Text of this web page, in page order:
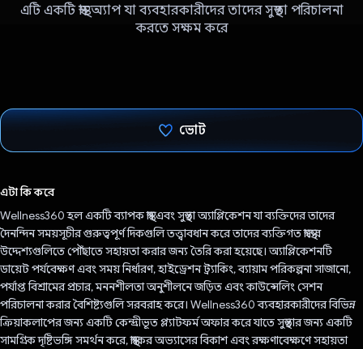
এটি একটি স্বাস্থ্য অ্যাপ যা ব্যবহারকারীদের তাদের সুস্থতা পরিচালনা
করতে সক্ষম করে
ভোট
এটা কি করে
Wellness360 হল একটি ব্যাপক স্বাস্থ্য এবং সুস্থতা অ্যাপ্লিকেশন যা ব্যক্তিদের তাদের
দৈনন্দিন সময়সূচীর গুরুত্বপূর্ণ দিকগুলি তত্ত্বাবধান করে তাদের ব্যক্তিগত স্বাস্থ্যের
উদ্দেশ্যগুলিতে পৌঁছাতে সহায়তা করার জন্য তৈরি করা হয়েছে। অ্যাপ্লিকেশনটি
ডায়েট পর্যবেক্ষণ এবং সময় নির্ধারণ, হাইড্রেশন ট্র্যাকিং, ব্যায়াম পরিকল্পনা সাজানো,
পর্যাপ্ত বিশ্রামের প্রচার, মননশীলতা অনুশীলনে জড়িত এবং কাউন্সেলিং সেশন
পরিচালনা করার বৈশিষ্ট্যগুলি সরবরাহ করে। Wellness360 ব্যবহারকারীদের বিভিন্ন
ক্রিয়াকলাপের জন্য একটি কেন্দ্রীভূত প্ল্যাটফর্ম অফার করে যাতে সুস্থতার জন্য একটি
সামগ্রিক দৃষ্টিভঙ্গি সমর্থন করে, স্বাস্থ্যকর অভ্যাসের বিকাশ এবং রক্ষণাবেক্ষণে সহায়তা